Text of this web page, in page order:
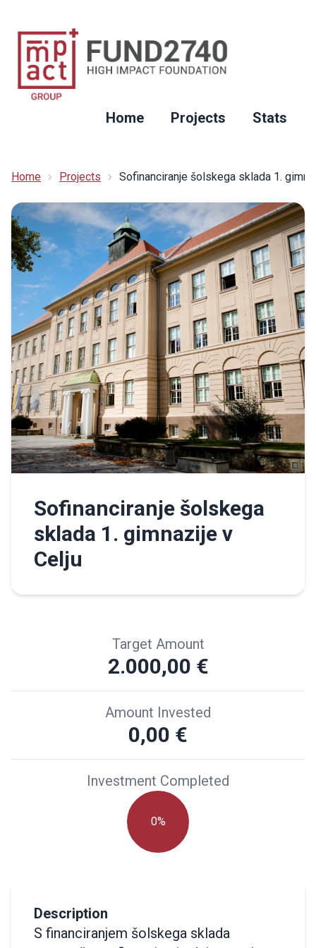
Home Projects Stats
Home Projects Sofinanciranje šolskega sklada 1.
Sofinanciranje šolskega
sklada 1. gimnazije v
Celju
Target Amount
2.000,00 €
Amount Invested
0,00 €
Investment Completed
0%
Description
S financiranjem šolskega sklada